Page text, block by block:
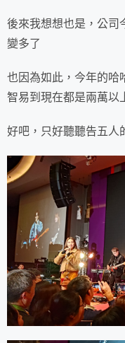
後來我想想也是，公司
變多了
也因為如此，今年的
智易到現在都是兩萬
好吧，只好聽聽告五人